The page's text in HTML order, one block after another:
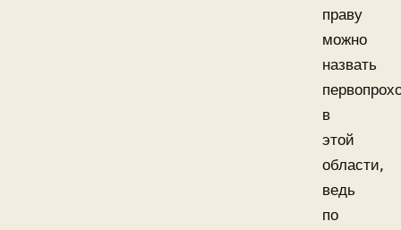
праву
можно
назвать
в
этой
области,
ведь
по